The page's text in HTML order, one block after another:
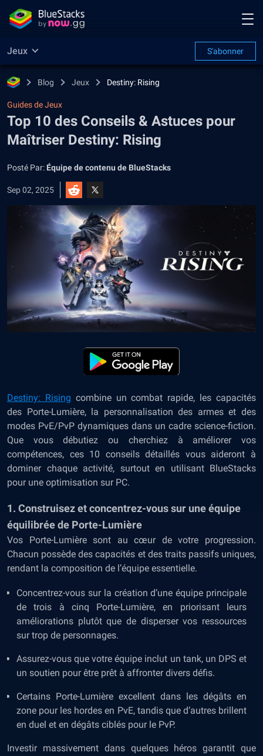
Jeux S'abonner
Blog Jeux Destiny: Rising
Guides de Jeux
Top 10 des Conseils & Astuces pour
Maîtriser Destiny: Rising
Posté Par: Équipe de contenu de BlueStacks
Sep 02, 2025
Destiny: Rising combine un combat rapide, les capacités
des Porte-Lumière, la personnalisation des armes et des
modes PvE/PvP dynamiques dans un cadre science-fiction.
Que vous débutiez ou cherchiez à améliorer vos
compétences, ces 10 conseils détaillés vous aideront à
dominer chaque activité, surtout en utilisant BlueStacks
pour une optimisation sur PC.
1. Construisez et concentrez-vous sur une équipe
équilibrée de Porte-Lumière
Vos Porte-Lumière sont au cœur de votre progression.
Chacun possède des capacités et des traits passifs uniques,
rendant la composition de l’équipe essentielle.
Concentrez-vous sur la création d’une équipe principale
de trois à cinq Porte-Lumière, en priorisant leurs
améliorations plutôt que de disperser vos ressources
sur trop de personnages.
Assurez-vous que votre équipe inclut un tank, un DPS et
un soutien pour être prêt à affronter divers défis.
Certains Porte-Lumière excellent dans les dégâts en
zone pour les hordes en PvE, tandis que d’autres brillent
en duel et en dégâts ciblés pour le PvP.
Investir massivement dans quelques héros garantit que